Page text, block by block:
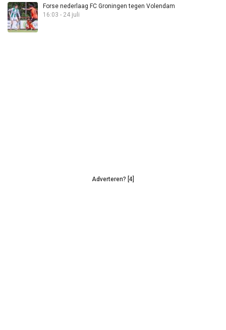
Forse nederlaag FC Groningen tegen Volendam
16:03 - 24 juli
Adverteren? [4]